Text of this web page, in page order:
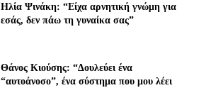
Ηλία Ψινάκη: “Είχα αρνητική γνώμη για
εσάς, δεν πάω τη γυναίκα σας”
Θάνος Κιούσης: “Δουλεύει ένα
“αυτοάνοσο”, ένα σύστημα που μου λέει